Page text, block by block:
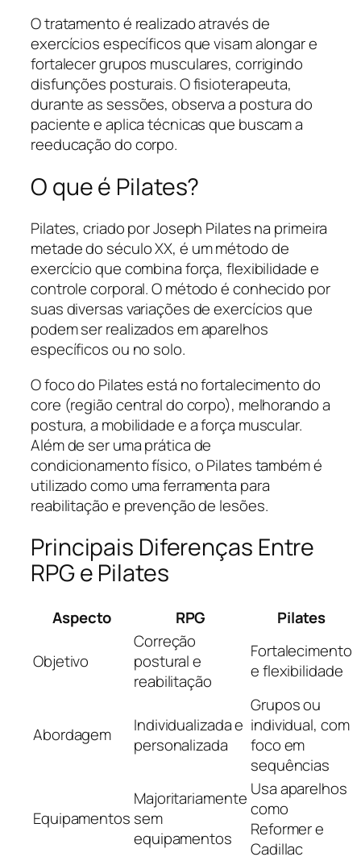
O tratamento é realizado através de
exercícios específicos que visam alongar e
fortalecer grupos musculares, corrigindo
disfunções posturais. O fisioterapeuta,
durante as sessões, observa a postura do
paciente e aplica técnicas que buscam a
reeducação do corpo.
O que é Pilates?
Pilates, criado por Joseph Pilates na primeira
metade do século XX, é um método de
exercício que combina força, flexibilidade e
controle corporal. O método é conhecido por
suas diversas variações de exercícios que
podem ser realizados em aparelhos
específicos ou no solo.
O foco do Pilates está no fortalecimento do
core (região central do corpo), melhorando a
postura, a mobilidade e a força muscular.
Além de ser uma prática de
condicionamento físico, o Pilates também é
utilizado como uma ferramenta para
reabilitação e prevenção de lesões.
Principais Diferenças Entre
RPG e Pilates
Aspecto RPG Pilates
Objetivo
Correção
postural e
reabilitação
Fortalecimento
e flexibilidade
Abordagem
Individualizada e
personalizada
Grupos ou
individual, com
foco em
sequências
Equipamentos
Majoritariamente
sem
equipamentos
Usa aparelhos
como
Reformer e
Cadillac